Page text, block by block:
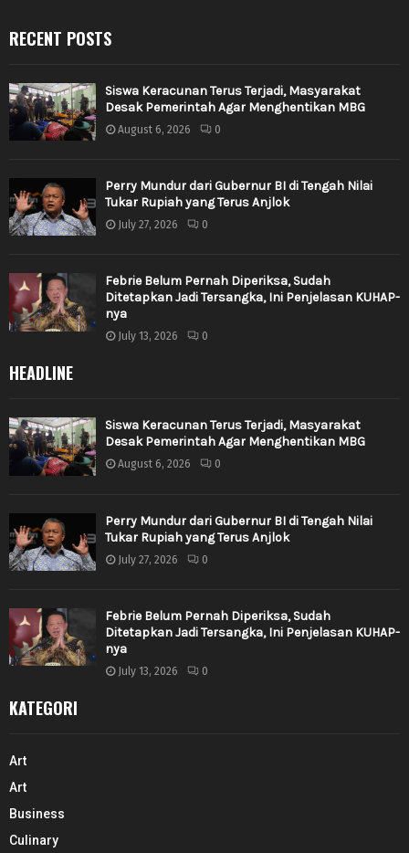
RECENT POSTS
Siswa Keracunan Terus Terjadi, Masyarakat
Desak Pemerintah Agar Menghentikan MBG
August 6, 2026 0
Perry Mundur dari Gubernur BI di Tengah Nilai
Tukar Rupiah yang Terus Anjlok
July 27, 2026 0
Febrie Belum Pernah Diperiksa, Sudah
Ditetapkan Jadi Tersangka, Ini Penjelasan KUHAP-
nya
July 13, 2026 0
HEADLINE
Siswa Keracunan Terus Terjadi, Masyarakat
Desak Pemerintah Agar Menghentikan MBG
August 6, 2026 0
Perry Mundur dari Gubernur BI di Tengah Nilai
Tukar Rupiah yang Terus Anjlok
July 27, 2026 0
Febrie Belum Pernah Diperiksa, Sudah
Ditetapkan Jadi Tersangka, Ini Penjelasan KUHAP-
nya
July 13, 2026 0
KATEGORI
Art
Art
Business
Culinary